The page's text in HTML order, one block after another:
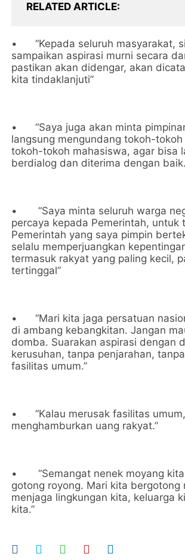
RELATED ARTICLE
•
“Kepada seluruh masyarakat,
sampaikan aspirasi murni secara
pastikan akan didengar, akan
kita tindaklanjuti”
•
“Saya juga akan minta
langsung mengundang tokoh-
tokoh-tokoh mahasiswa, agar bisa
berdialog dan diterima dengan
•
“Saya minta seluruh warga
percaya kepada Pemerintah, untuk
Pemerintah yang saya pimpin
selalu memperjuangkan
termasuk rakyat yang paling kecil,
tertinggal”
•
“Mari kita jaga persatuan
di ambang kebangkitan. Jangan
domba. Suarakan aspirasi dengan
kerusuhan, tanpa penjarahan,
fasilitas umum.”
•
“Kalau merusak fasilitas
menghamburkan uang rakyat.”
•
“Semangat nenek moyang
gotong royong. Mari kita bergotong
menjaga lingkungan kita, keluarga
kita.”